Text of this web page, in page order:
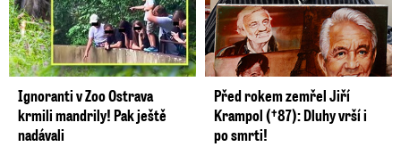
Ignoranti v Zoo Ostrava
krmili mandrily! Pak ještě
nadávali
Před rokem zemřel Jiří
Krampol (†87): Dluhy vrší i
po smrti!